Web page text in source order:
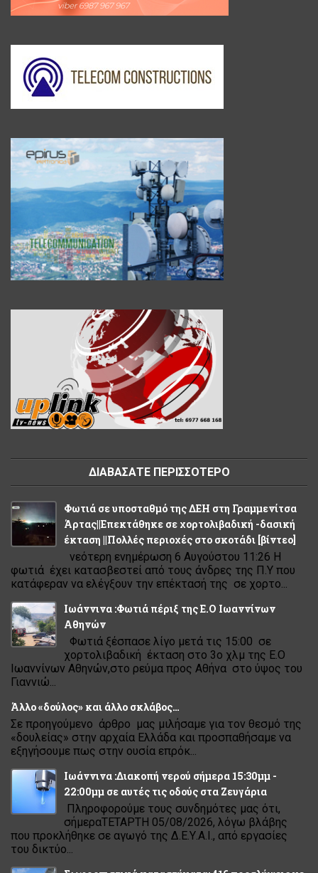
ΔΙΑΒΑΣΑΤΕ ΠΕΡΙΣΣΟΤΕΡΟ
Φωτιά σε υποσταθμό της ΔΕΗ στη Γραμμενίτσα
Άρτας||Επεκτάθηκε σε χορτολιβαδική -δασική
έκταση ||Πολλές περιοχές στο σκοτάδι [βίντεο]
νεότερη ενημέρωση 6 Αυγούστου 11:26 Η
φωτιά έχει κατασβεστεί από τους άνδρες της Π.Υ που
κατάφεραν να ελέγξουν την επέκτασή της σε χορτο...
Ιωάννινα :Φωτιά πέριξ της Ε.Ο Ιωαννίνων
Αθηνών
Φωτιά ξέσπασε λίγο μετά τις 15:00 σε
χορτολιβαδική έκταση στο 3ο χλμ της Ε.Ο
Ιωαννίνων Αθηνών,στο ρεύμα προς Αθήνα στο ύψος του
Γιαννιώ...
Άλλο «δούλος» και άλλο σκλάβος…
Σε προηγούμενο άρθρο μας μιλήσαμε για τον θεσμό της
«δουλείας» στην αρχαία Ελλάδα και προσπαθήσαμε να
εξηγήσουμε πως στην ουσία επρόκ...
Ιωάννινα :Διακοπή νερού σήμερα 15:30μμ -
22:00μμ σε αυτές τις οδούς στα Ζευγάρια
Πληροφορούμε τους συνδημότες μας ότι,
σήμεραΤΕΤΑΡΤΗ 05/08/2026, λόγω βλάβης
που προκλήθηκε σε αγωγό της Δ.Ε.Υ.Α.Ι., από εργασίες
του δικτύο...